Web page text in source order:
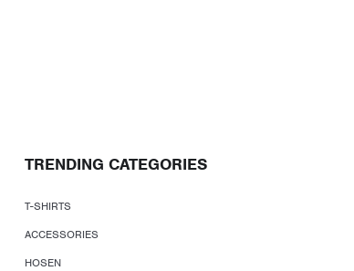
TRENDING CATEGORIES
T-SHIRTS
ACCESSORIES
HOSEN